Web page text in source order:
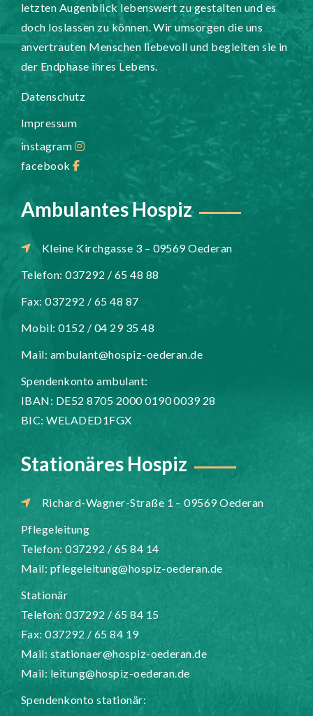
letzten Augenblick lebenswert zu gestalten und es
doch loslassen zu können. Wir umsorgen die uns
anvertrauten Menschen liebevoll und begleiten sie in
der Endphase ihres Lebens.
Datenschutz
Impressum
instagram
facebook
Ambulantes Hospiz
Kleine Kirchgasse 3 – 09569 Oederan
Telefon: 037292 / 65 48 88
Fax: 037292 / 65 48 87
Mobil: 0152 / 04 29 35 48
Mail: ambulant@hospiz-oederan.de
Spendenkonto ambulant:
IBAN: DE52 8705 2000 0190 0039 28
BIC: WELADED1FGX
Stationäres Hospiz
Richard-Wagner-Straße 1 – 09569 Oederan
Pflegeleitung
Telefon: 037292 / 65 84 14
Mail: pflegeleitung@hospiz-oederan.de
Stationär
Telefon: 037292 / 65 84 15
Fax: 037292 / 65 84 19
Mail: stationaer@hospiz-oederan.de
Mail: leitung@hospiz-oederan.de
Spendenkonto stationär: